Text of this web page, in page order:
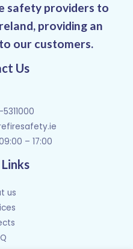
safety providers to
providing an
our customers.
Us
– 17:00
us